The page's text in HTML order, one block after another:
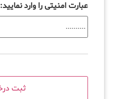
عبارت امنیتی را وارد نمایید: